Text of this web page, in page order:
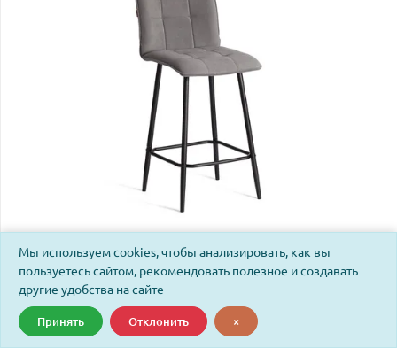
Стул полубарный Бари/Bari велюр, серый, 29,
42х55х99см
Код: 24906
Мы используем cookies, чтобы анализировать, как вы
пользуетесь сайтом, рекомендовать полезное и создавать
другие удобства на сайте
Принять Отклонить ×